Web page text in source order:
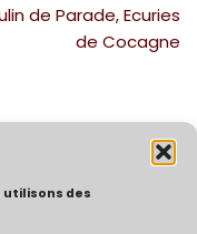
utilisons des
de Parade, Ecuries
de Cocagne